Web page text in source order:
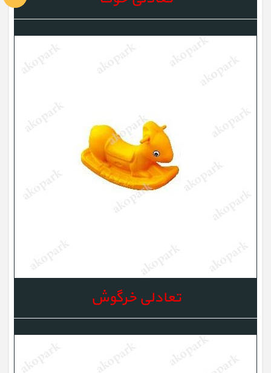
تعادلی خرگوش